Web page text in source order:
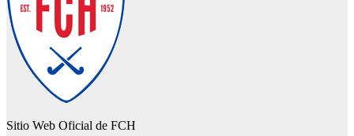
Sitio Web Oficial de FCH